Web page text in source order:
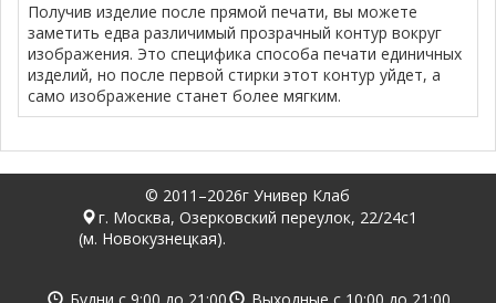
Получив изделие после прямой печати, вы можете
заметить едва различимый прозрачный контур вокруг
изображения. Это специфика способа печати единичных
изделий, но после первой стирки этот контур уйдет, а
само изображение станет более мягким.
© 2011–2026г Универ Клаб
г. Москва, Озерковский переулок, 22/24с1
(м. Новокузнецкая).
Будни с 9:00 до 21:00 Выходные с 10:00 до 21:00